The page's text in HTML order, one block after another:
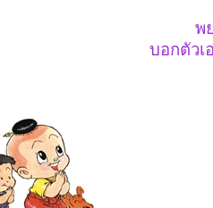
พ
บอกตัวเ